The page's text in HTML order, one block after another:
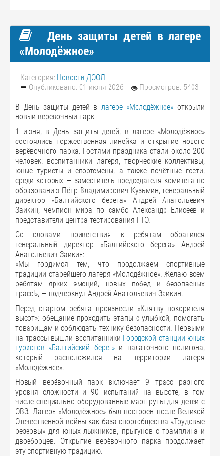
День защиты детей в лагере
«Молодёжное»
Категория: Новости ДООЛ
Опубликовано: 01 июня 2026
Просмотров: 5403
В День защиты детей в лагере «Молодёжное» открыли
новый верёвочный парк
1 июня, в День защиты детей, в лагере «Молодёжное»
состоялись торжественная линейка и открытие нового
верёвочного парка. Гостями праздника стали около 200
человек: воспитанники лагеря, творческие коллективы,
юные туристы и спортсмены, а также почётные гости,
среди которых — заместитель председателя комитета по
образованию Пётр Владимирович Кузьмин, генеральный
директор «Балтийского берега» Андрей Анатольевич
Заикин, чемпион мира по самбо Александр Елисеев и
представители центра тестирования ГТО.
Со словами приветствия к ребятам обратился
генеральный директор «Балтийского берега» Андрей
Анатольевич Заикин:
«Мы гордимся тем, что продолжаем спортивные
традиции старейшего лагеря «Молодёжное». Желаю всем
ребятам ярких эмоций, новых побед и безопасных
трасс!», — подчеркнул Андрей Анатольевич Заикин.
Перед стартом ребята произнесли «Клятву покорителя
высот»: обещание проходить этапы с улыбкой, помогать
товарищам и соблюдать технику безопасности. Первыми
на трассы вышли воспитанники Городской станции юных
туристов «Балтийский берег»и палаточного полигона,
который расположился на территории лагеря
«Молодёжное».
Новый верёвочный парк включает 9 трасс разного
уровня сложности и 90 испытаний на высоте, в том
числе специально оборудованные маршруты для детей с
ОВЗ. Лагерь «Молодёжное» был построен после Великой
Отечественной войны как база спортобщества «Трудовые
резервы» для юных лыжников, прыгунов с трамплина и
двоеборцев. Открытие верёвочного парка продолжает
эту спортивную традицию.